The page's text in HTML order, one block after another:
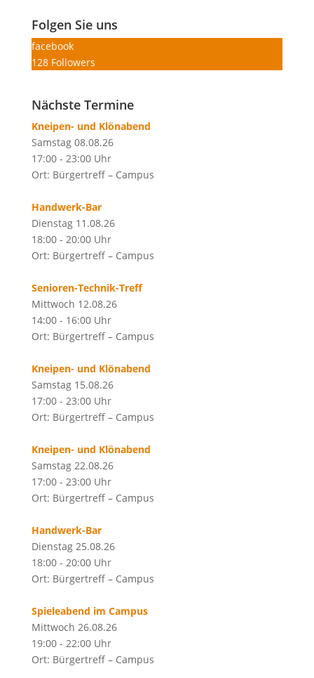
Folgen Sie uns
facebook
128 Followers
Nächste Termine
Kneipen- und Klönabend
Samstag 08.08.26
17:00 - 23:00 Uhr
Ort: Bürgertreff – Campus
Handwerk-Bar
Dienstag 11.08.26
18:00 - 20:00 Uhr
Ort: Bürgertreff – Campus
Senioren-Technik-Treff
Mittwoch 12.08.26
14:00 - 16:00 Uhr
Ort: Bürgertreff – Campus
Kneipen- und Klönabend
Samstag 15.08.26
17:00 - 23:00 Uhr
Ort: Bürgertreff – Campus
Kneipen- und Klönabend
Samstag 22.08.26
17:00 - 23:00 Uhr
Ort: Bürgertreff – Campus
Handwerk-Bar
Dienstag 25.08.26
18:00 - 20:00 Uhr
Ort: Bürgertreff – Campus
Spieleabend im Campus
Mittwoch 26.08.26
19:00 - 22:00 Uhr
Ort: Bürgertreff – Campus